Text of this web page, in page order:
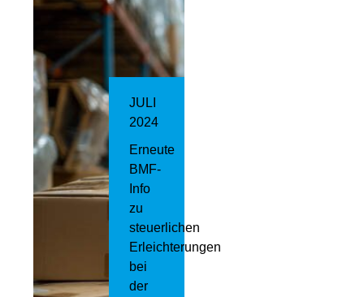
JULI
2024
Erneute
BMF-
Info
zu
steuerlichen
Erleichterungen
bei
der